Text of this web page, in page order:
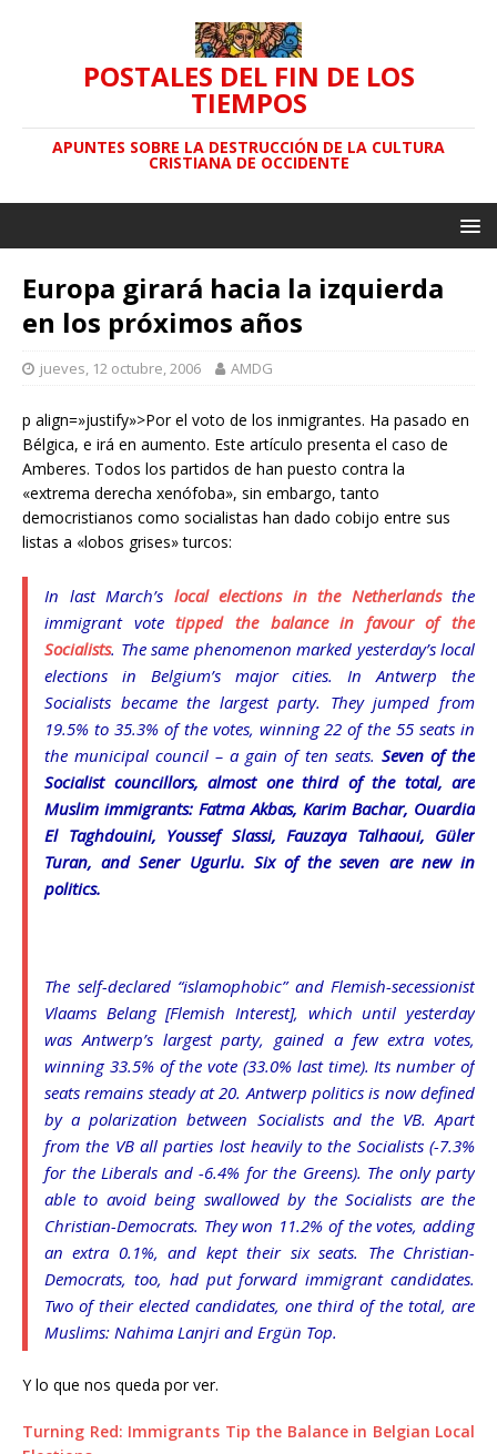
POSTALES DEL FIN DE LOS
TIEMPOS
APUNTES SOBRE LA DESTRUCCIÓN DE LA CULTURA
CRISTIANA DE OCCIDENTE
Europa girará hacia la izquierda
en los próximos años
jueves, 12 octubre, 2006 AMDG
p align=»justify»>Por el voto de los inmigrantes. Ha pasado en
Bélgica, e irá en aumento. Este artículo presenta el caso de
Amberes. Todos los partidos de han puesto contra la
«extrema derecha xenófoba», sin embargo, tanto
democristianos como socialistas han dado cobijo entre sus
listas a «lobos grises» turcos:
In last March’s local elections in the Netherlandsthe
immigrant votetipped the balance in favour of the
Socialists. The same phenomenon marked yesterday’s local
elections in Belgium’s major cities. In Antwerp the
Socialists became the largest party. They jumped from
19.5% to 35.3% of the votes, winning 22 of the 55 seats in
the municipal council – a gain of ten seats. Seven of the
Socialist councillors, almost one third of the total, are
Muslim immigrants: Fatma Akbas, Karim Bachar, Ouardia
El Taghdouini, Youssef Slassi, Fauzaya Talhaoui, Güler
Turan, and Sener Ugurlu. Six of the seven are new in
politics.
The self-declared “islamophobic” and Flemish-secessionist
Vlaams Belang[Flemish Interest], which until yesterday
was Antwerp’s largest party, gained a few extra votes,
winning 33.5% of the vote (33.0% last time). Its number of
seats remains steady at 20. Antwerp politics is now defined
by a polarization between Socialists and the VB. Apart
from the VB all parties lost heavily to the Socialists (-7.3%
for the Liberals and -6.4% for the Greens). The only party
able to avoid being swallowed by the Socialists are the
Christian-Democrats. They won 11.2% of the votes, adding
an extra 0.1%, and kept their six seats. The Christian-
Democrats, too, had put forward immigrant candidates.
Two of their elected candidates, one third of the total, are
Muslims: Nahima Lanjri and Ergün Top.
Y lo que nos queda por ver.
Turning Red: Immigrants Tip the Balance in Belgian Local